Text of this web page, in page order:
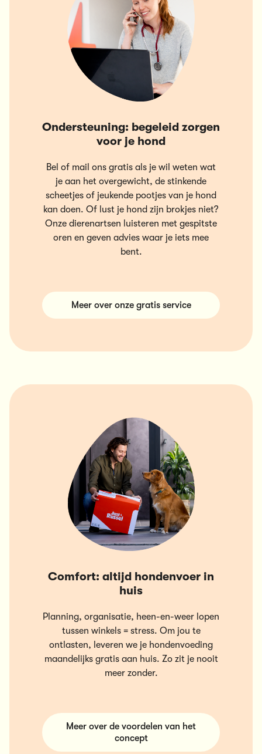
Ondersteuning: begeleid zorgen
voor je hond
Bel of mail ons gratis als je wil weten wat
je aan het overgewicht, de stinkende
scheetjes of jeukende pootjes van je hond
kan doen. Of lust je hond zijn brokjes niet?
Onze dierenartsen luisteren met gespitste
oren en geven advies waar je iets mee
bent.
Meer over onze gratis service
Comfort: altijd hondenvoer in
huis
Planning, organisatie, heen-en-weer lopen
tussen winkels = stress. Om jou te
ontlasten, leveren we je hondenvoeding
maandelijks gratis aan huis. Zo zit je nooit
meer zonder.
Meer over de voordelen van het
concept